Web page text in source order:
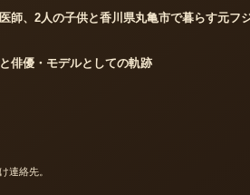
師、2人の子供と香川県丸亀市で暮らす元フ
俳優・モデルとしての軌跡
連絡先。